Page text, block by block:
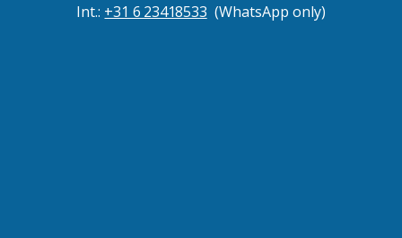
Int.: +31 6 23418533 (WhatsApp only)